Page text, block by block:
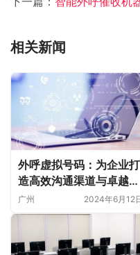
相关新闻
外呼虚拟号码：为企业打
造高效沟通渠道与卓越客
户体验
广州 2024年6月12